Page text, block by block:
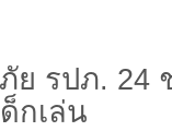
ย รปภ. 24
กเล่น